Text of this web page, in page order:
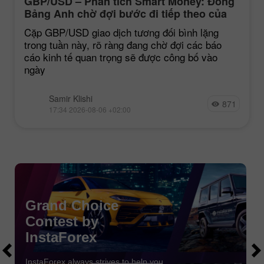
Bảng Anh chờ đợi bước đi tiếp theo của
thị trường
Cặp GBP/USD giao dịch tương đối bình lặng
trong tuần này, rõ ràng đang chờ đợi các báo
cáo kinh tế quan trọng sẽ được công bố vào
ngày
Samir Klishi
17:34 2026-08-06 +02:00 871
Grand Choice
Contest by
InstaForex
InstaForex always strives to help you
Tiền gửi lần truy cập
Ký quỹ tài khoản của bạn với $3000 và nhận được
$1000 nhiều hơn!
Trong Tháng 8 chúng tôi xổ
trong chiến dịch
Chancy Deposit!